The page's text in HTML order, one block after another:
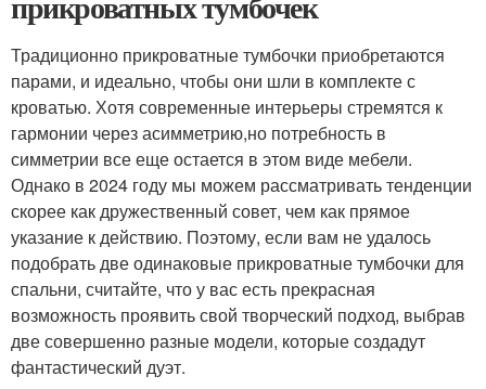
Традиционно прикроватные тумбочки приобретаются
парами, и идеально, чтобы они шли в комплекте с
кроватью. Хотя современные интерьеры стремятся к
гармонии через асимметрию,но потребность в
симметрии все еще остается в этом виде мебели.
Однако в 2024 году мы можем рассматривать тенденции
скорее как дружественный совет, чем как прямое
указание к действию. Поэтому, если вам не удалось
подобрать две одинаковые прикроватные тумбочки для
спальни, считайте, что у вас есть прекрасная
возможность проявить свой творческий подход, выбрав
две совершенно разные модели, которые создадут
фантастический дуэт.